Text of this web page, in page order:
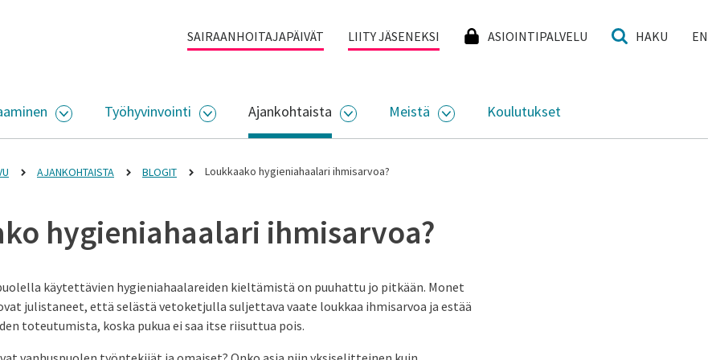
SAIRAANHOITAJAPÄIVÄT LIITY JÄSENEKSI ASIOINTIPALVELU HAKU EN
AVAA ALASIVUJEN VALIKKO
Työhyvinvointi
AVAA ALASIVUJEN VALIKKO
Ajankohtaista
AVAA ALASIVUJEN VALIKKO
Meistä
AVAA ALASIVUJEN VALIKKO
Koulutukset
AJANKOHTAISTA BLOGIT Loukkaako hygieniahaalari ihmisarvoa?
hygieniahaalari ihmisarvoa?
käytettävien hygieniahaalareiden kieltämistä on puuhattu jo pitkään. Monet
julistaneet, että selästä vetoketjulla suljettava vaate loukkaa ihmisarvoa ja estää
toteutumista, koska pukua ei saa itse riisuttua pois.